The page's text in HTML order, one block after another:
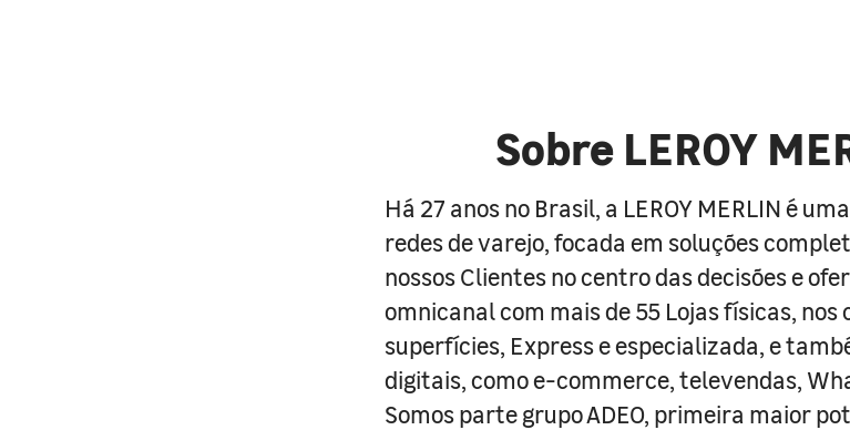
Sobre LEROY
Há 27 anos no Brasil, a LEROY MERLIN é
redes de varejo, focada em soluções
nossos Clientes no centro das decisões e
omnicanal com mais de 55 Lojas físicas, nos
superfícies, Express e especializada, e
digitais, como e-commerce, televendas,
Somos parte grupo ADEO, primeira maior